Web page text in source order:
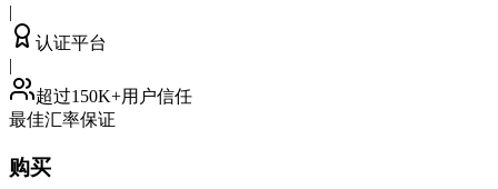
|
认证平台
|
超过150K+用户信任
最佳汇率保证
购买